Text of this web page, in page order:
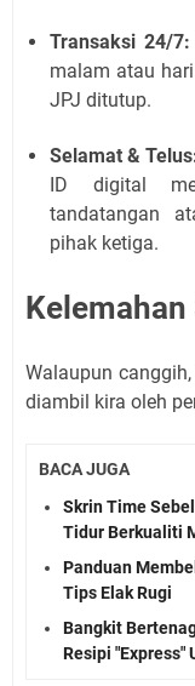
Transaksi 24/7:
malam atau
JPJ ditutup.
Selamat &
ID digital
tandatangan
pihak ketiga.
Walaupun
diambil kira oleh
BACA JUGA
Skrin Time
Tidur Berkualiti
Panduan
Tips Elak Rugi
Bangkit
Resipi "Express"